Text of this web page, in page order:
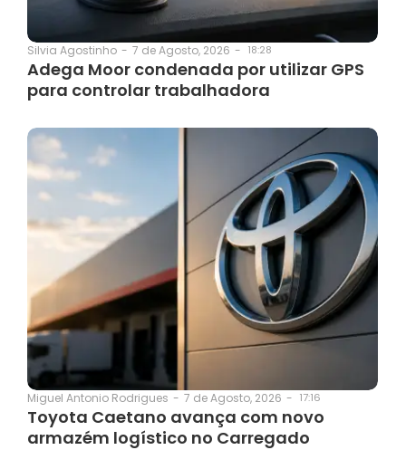
Silvia Agostinho - 7 de Agosto, 2026 - 18:28
Adega Moor condenada por utilizar GPS
para controlar trabalhadora
Miguel Antonio Rodrigues - 7 de Agosto, 2026 - 17:16
Toyota Caetano avança com novo
armazém logístico no Carregado